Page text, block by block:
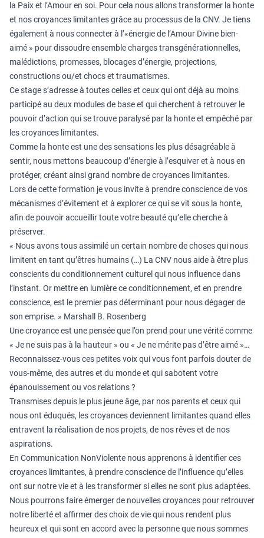
la Paix et l’Amour en soi. Pour cela nous allons transformer la honte
et nos croyances limitantes grâce au processus de la CNV. Je tiens
également à nous connecter à l’«énergie de l’Amour Divine bien-
aimé » pour dissoudre ensemble charges transgénérationnelles,
malédictions, promesses, blocages d’énergie, projections,
constructions ou/et chocs et traumatismes.
Ce stage s’adresse à toutes celles et ceux qui ont déjà au moins
participé au deux modules de base et qui cherchent à retrouver le
pouvoir d’action qui se trouve paralysé par la honte et empêché par
les croyances limitantes.
Comme la honte est une des sensations les plus désagréable à
sentir, nous mettons beaucoup d’énergie à l’esquiver et à nous en
protéger, créant ainsi grand nombre de croyances limitantes.
Lors de cette formation je vous invite à prendre conscience de vos
mécanismes d’évitement et à explorer ce qui se vit sous la honte,
afin de pouvoir accueillir toute votre beauté qu’elle cherche à
préserver.
« Nous avons tous assimilé un certain nombre de choses qui nous
limitent en tant qu’êtres humains (…) La CNV nous aide à être plus
conscients du conditionnement culturel qui nous influence dans
l’instant. Or mettre en lumière ce conditionnement, et en prendre
conscience, est le premier pas déterminant pour nous dégager de
son emprise. » Marshall B. Rosenberg
Une croyance est une pensée que l’on prend pour une vérité comme
« Je ne suis pas à la hauteur » ou « Je ne mérite pas d’être aimé »…
Reconnaissez-vous ces petites voix qui vous font parfois douter de
vous-même, des autres et du monde et qui sabotent votre
épanouissement ou vos relations ?
Transmises depuis le plus jeune âge, par nos parents et ceux qui
nous ont éduqués, les croyances deviennent limitantes quand elles
entravent la réalisation de nos projets, de nos rêves et de nos
aspirations.
En Communication NonViolente nous apprenons à identifier ces
croyances limitantes, à prendre conscience de l’influence qu’elles
ont sur notre vie et à les transformer si elles ne sont plus adaptées.
Nous pourrons faire émerger de nouvelles croyances pour retrouver
notre liberté et affirmer des choix de vie qui nous rendent plus
heureux et qui sont en accord avec la personne que nous sommes